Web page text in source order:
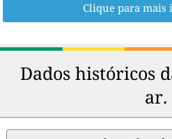
Clique para mais
Dados históricos
ar.